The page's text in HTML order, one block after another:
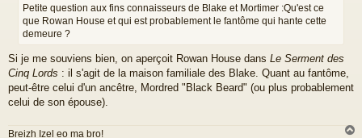
Petite question aux fins connaisseurs de Blake et Mortimer :Qu'est ce
que Rowan House et qui est probablement le fantôme qui hante cette
demeure ?
Si je me souviens bien, on aperçoit Rowan House dans Le Serment des
Cinq Lords : il s'agit de la maison familiale des Blake. Quant au fantôme,
peut-être celui d'un ancêtre, Mordred "Black Beard" (ou plus probablement
celui de son épouse).
Breizh Izel eo ma bro!